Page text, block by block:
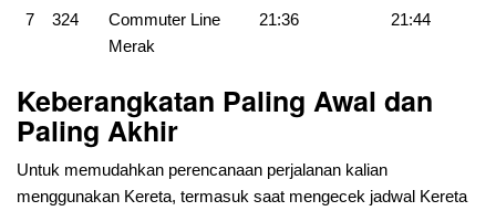
7 324
Commuter Line
Merak
21:36 21:44
Keberangkatan Paling Awal dan
Paling Akhir
Untuk memudahkan perencanaan perjalanan kalian
menggunakan Kereta, termasuk saat mengecek jadwal Kereta